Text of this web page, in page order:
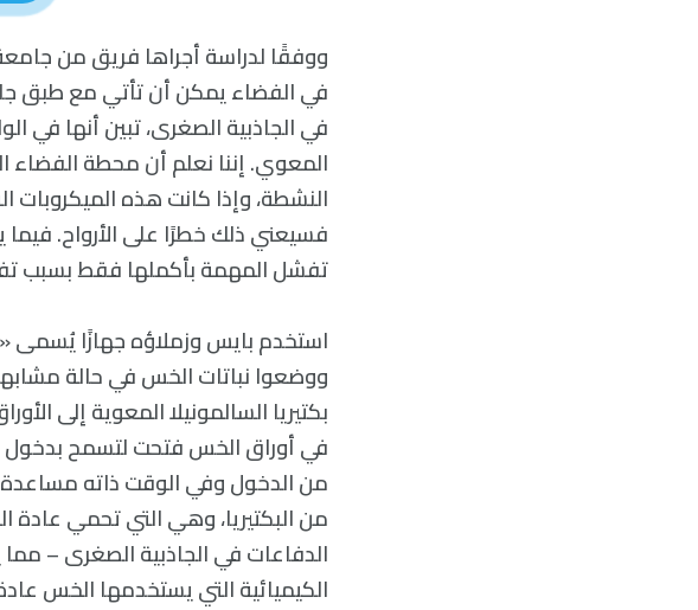
ووفقًا لدراسة أجراها فريق من جامعة
في الفضاء يمكن أن تأتي مع طبق
في الجاذبية الصغرى، تبين أنها في
النشطة، وإذا كانت هذه الميكروبات
فسيعني ذلك خطرًا على الأرواح. فيما
تفشل المهمة بأكملها فقط بسبب
استخدم بايس وزملاؤه جهازًا يُسمى
ووضعوا نباتات الخس في حالة
بكتيريا السالمونيلا المعوية إلى
في أوراق الخس فتحت لتسمح بدخول
من الدخول وفي الوقت ذاته مساعدة
من البكتيريا، وهي التي تحمي عادة
الدفاعات في الجاذبية الصغرى –
الكيميائية التي يستخدمها الخس